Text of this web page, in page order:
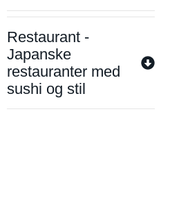
Restaurant -
Japanske
restauranter med
sushi og stil